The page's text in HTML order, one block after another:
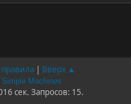
| Вверх ▲
Simple Machines
сек. Запросов: 15.